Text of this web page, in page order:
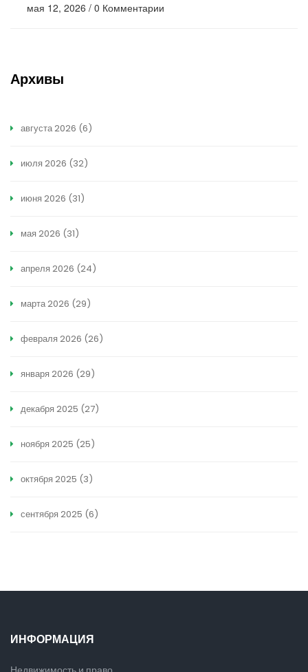
мая 12, 2026 / 0 Комментарии
Архивы
августа 2026 (6)
июля 2026 (32)
июня 2026 (31)
мая 2026 (31)
апреля 2026 (24)
марта 2026 (29)
февраля 2026 (26)
января 2026 (29)
декабря 2025 (27)
ноября 2025 (25)
октября 2025 (3)
сентября 2025 (6)
ИНФОРМАЦИЯ
Недвижимость и право